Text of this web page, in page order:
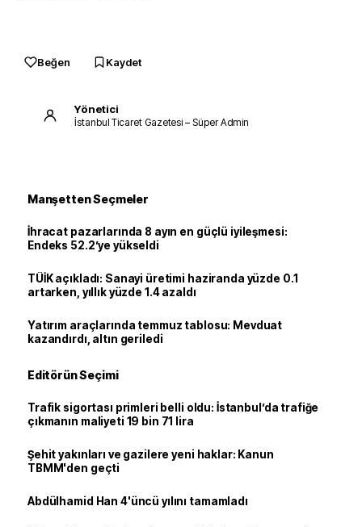
Beğen Kaydet
Yönetici
İstanbul Ticaret Gazetesi – Süper Admin
Manşetten Seçmeler
İhracat pazarlarında 8 ayın en güçlü iyileşmesi:
Endeks 52.2’ye yükseldi
TÜİK açıkladı: Sanayi üretimi haziranda yüzde 0.1
artarken, yıllık yüzde 1.4 azaldı
Yatırım araçlarında temmuz tablosu: Mevduat
kazandırdı, altın geriledi
Editörün Seçimi
Trafik sigortası primleri belli oldu: İstanbul’da trafiğe
çıkmanın maliyeti 19 bin 71 lira
Şehit yakınları ve gazilere yeni haklar: Kanun
TBMM'den geçti
Abdülhamid Han 4'üncü yılını tamamladı